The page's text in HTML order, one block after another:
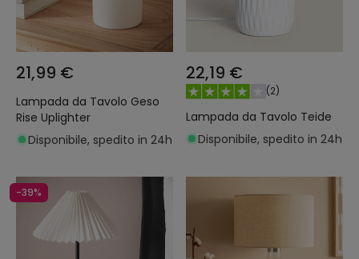
21,99 €
Lampada da Tavolo Geso
Rise Uplighter
Disponibile, spedito in 24h
22,19 €
(2)
Lampada da Tavolo Teide
Disponibile, spedito in 24h
-39%